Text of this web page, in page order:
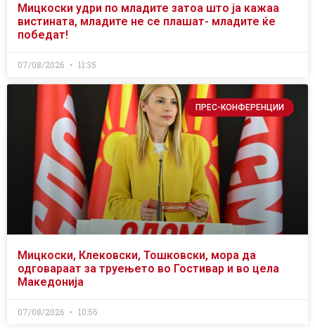
Мицкоски удри по младите затоа што ја кажаа
вистината, младите не се плашат- младите ќе
победат!
07/08/2026 11:35
ПРЕС-КОНФЕРЕНЦИИ
Мицкоски, Клековски, Тошковски, мора да
одговараат за труењето во Гостивар и во цела
Македонија
07/08/2026 10:56